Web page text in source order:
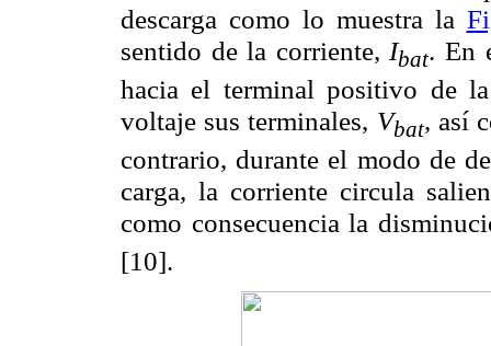
descarga como lo muestra la
sentido de la corriente, Ibat. En
hacia el terminal positivo de la
voltaje sus terminales, Vbat, así
contrario, durante el modo de
carga, la corriente circula
como consecuencia la
[10].